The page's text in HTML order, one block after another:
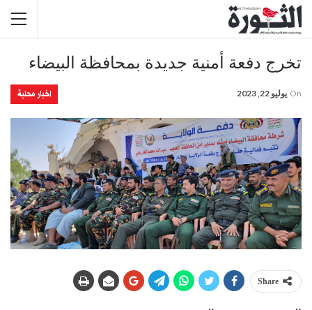
تخرج دفعة أمنية جديدة بمحافظة البيضاء
اخبار محلية On يوليو 22, 2023
Share